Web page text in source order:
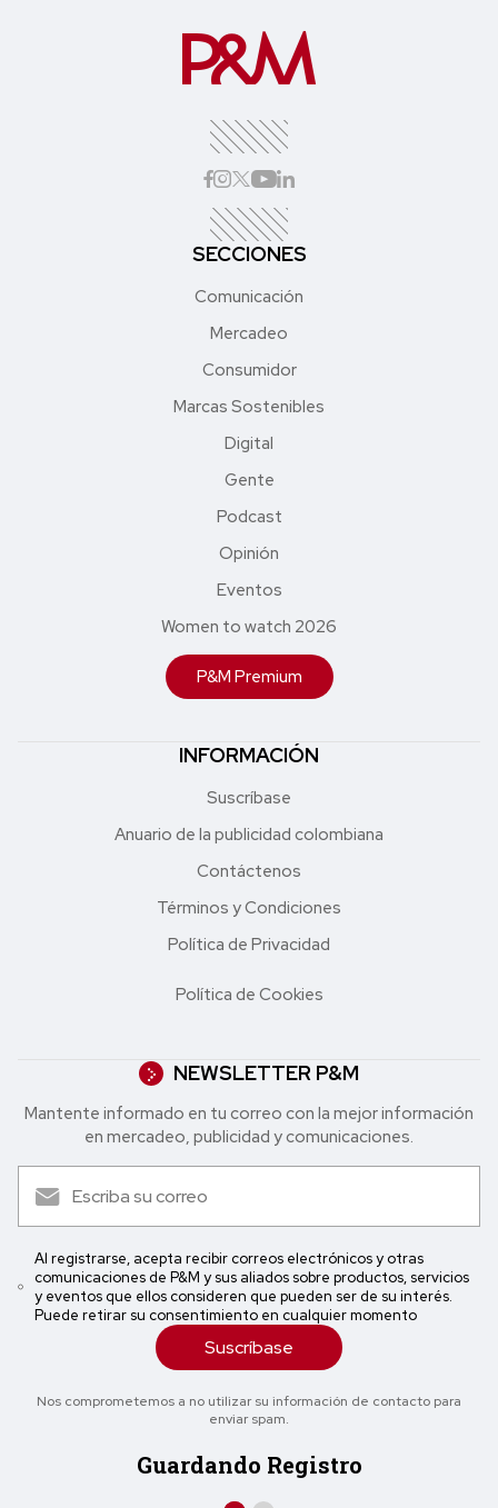
SECCIONES
Comunicación
Mercadeo
Consumidor
Marcas Sostenibles
Digital
Gente
Podcast
Opinión
Eventos
Women to watch 2026
P&M Premium
INFORMACIÓN
Suscríbase
Anuario de la publicidad colombiana
Contáctenos
Términos y Condiciones
Política de Privacidad
Política de Cookies
NEWSLETTER P&M
Mantente informado en tu correo con la mejor in formación
en mercadeo, publicidad y comunicaciones.
Al registrarse, acepta recibir correos electrónicos y otras
comunicaciones de P&M y sus aliados sobre productos, servicios
y eventos que ellos consideren que pueden ser de su interés.
Puede retirar su consentimiento en cualquier momento
Suscríbase
Nos comprometemos a no utilizar su información de contacto para
enviar spam.
Guardando Registro